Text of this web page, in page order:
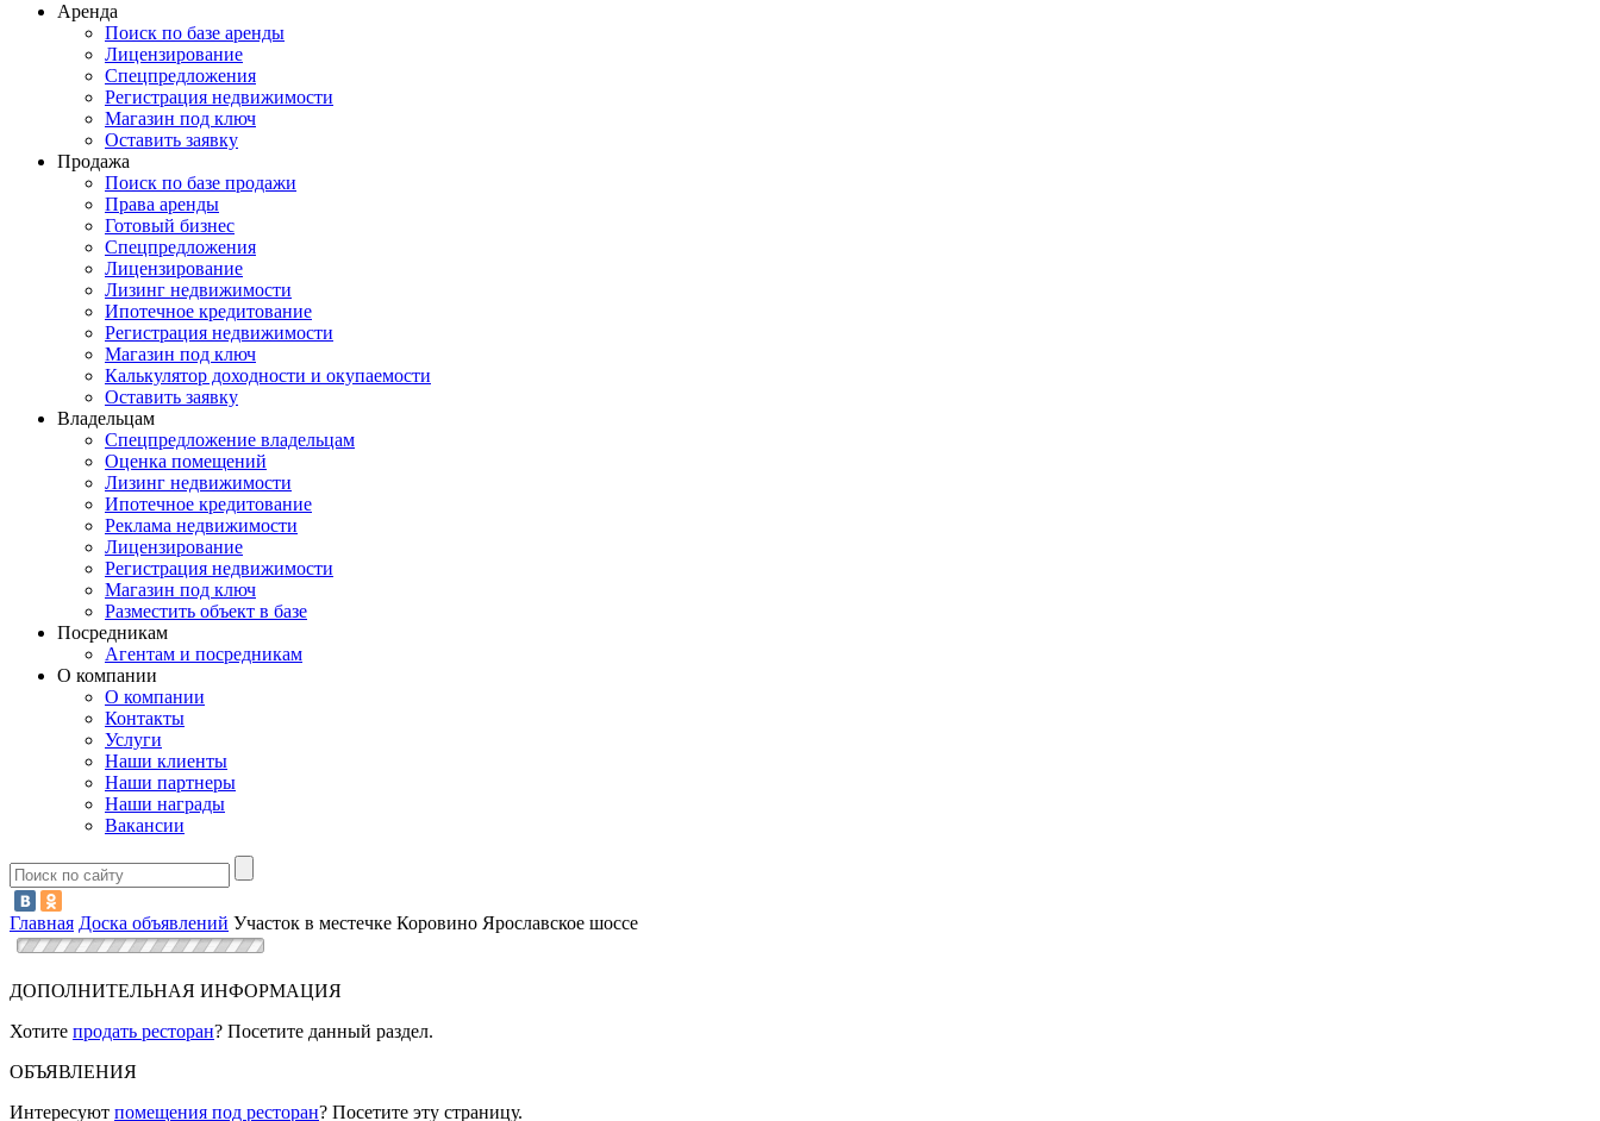
Аренда
Поиск по базе аренды
Лицензирование
Спецпредложения
Регистрация недвижимости
Магазин под ключ
Оставить заявку
Продажа
Поиск по базе продажи
Права аренды
Готовый бизнес
Спецпредложения
Лицензирование
Лизинг недвижимости
Ипотечное кредитование
Регистрация недвижимости
Магазин под ключ
Калькулятор доходности и окупаемости
Оставить заявку
Владельцам
Спецпредложение владельцам
Оценка помещений
Лизинг недвижимости
Ипотечное кредитование
Реклама недвижимости
Лицензирование
Регистрация недвижимости
Магазин под ключ
Разместить объект в базе
Посредникам
Агентам и посредникам
О компании
О компании
Контакты
Услуги
Наши клиенты
Наши партнеры
Наши награды
Вакансии
Главная Доска объявлений Участок в местечке Коровино Ярославское шоссе
ДОПОЛНИТЕЛЬНАЯ ИНФОРМАЦИЯ
Хотите продать ресторан? Посетите данный раздел.
ОБЪЯВЛЕНИЯ
Интересуют помещения под ресторан? Посетите эту страницу.